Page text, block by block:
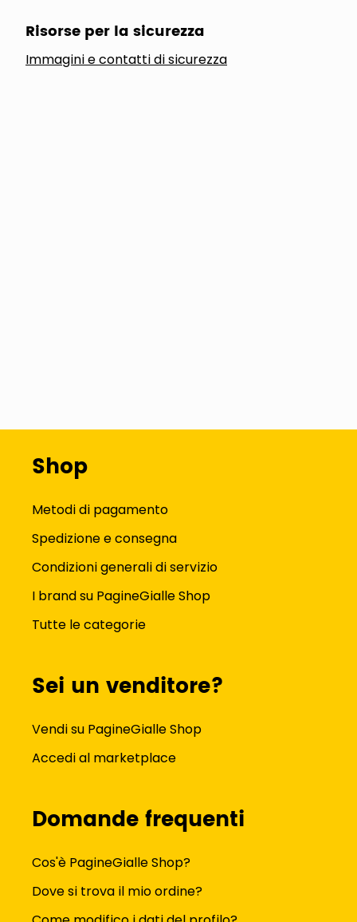
Risorse per la sicurezza
Immagini e contatti di sicurezza
Shop
Metodi di pagamento
Spedizione e consegna
Condizioni generali di servizio
I brand su PagineGialle Shop
Tutte le categorie
Sei un venditore?
Vendi su PagineGialle Shop
Accedi al marketplace
Domande frequenti
Cos'è PagineGialle Shop?
Dove si trova il mio ordine?